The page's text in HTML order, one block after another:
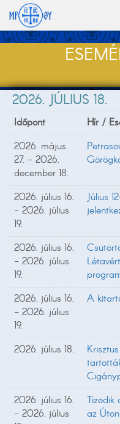
2026. JÚLIUS 18.
Időpont
Hír /
2026. május
27. - 2026.
december 18.
2026. július 16.
- 2026. július
19.
Július
2026. július 16.
- 2026. július
19.
2026. július 16.
- 2026. július
19.
A
2026. július 18.
2026. július 16.
- 2026. július
Tizedik
az